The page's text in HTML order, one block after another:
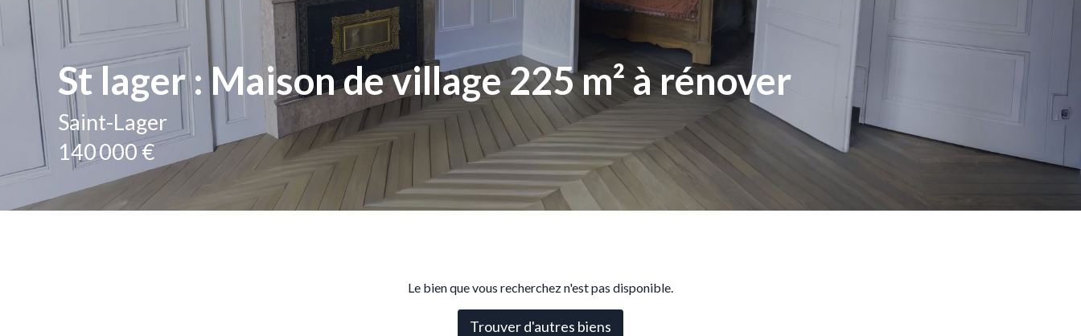
St lager : Maison de village 225 m² à rénover
Saint-Lager
140 000 €
Le bien que vous recherchez n'est pas disponible.
Trouver d'autres biens